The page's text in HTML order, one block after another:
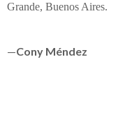
Grande, Buenos Aires.
—Cony Méndez